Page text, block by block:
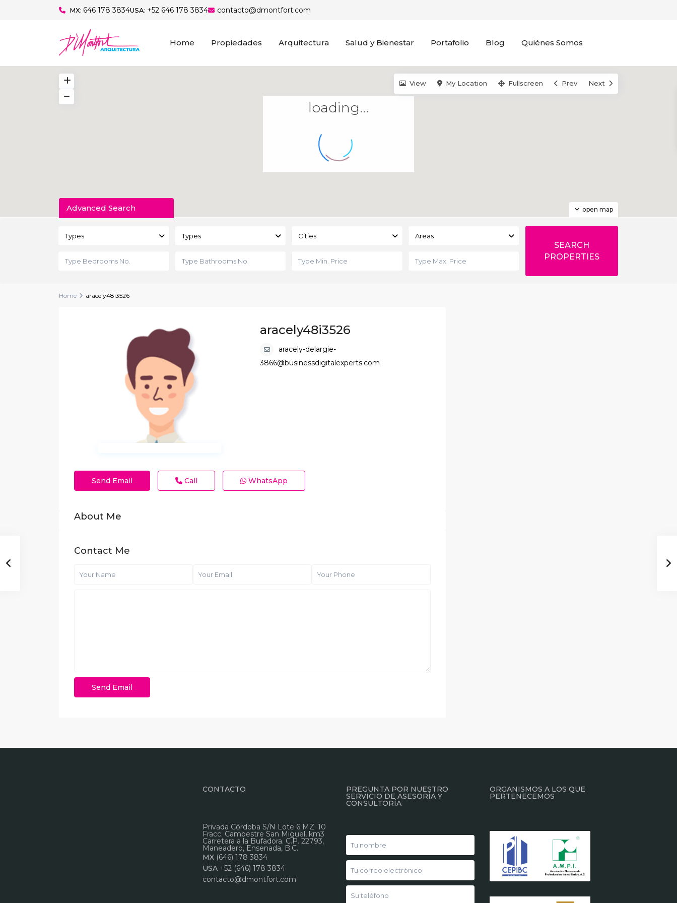
MX: 646 178 3834USA: +52 646 178 3834 contacto@dmontfort.com
Home Propiedades Arquitectura Salud y Bienestar Portafolio Blog Quiénes Somos
loading...
open map
View My Location Fullscreen Prev Next
Advanced Search
Types Types Cities Areas
Home aracely48i3526
aracely48i3526
aracely-delargie-
3866@businessdigitalexperts.com
Send Email Call WhatsApp
About Me
Contact Me
CONTACTO
Privada Córdoba S/N Lote 6 MZ. 10
Fracc. Campestre San Miguel, km3
Carretera a la Bufadora. C.P. 22793,
Maneadero, Ensenada, B.C.
MX (646) 178 3834
USA +52 (646) 178 3834
contacto@dmontfort.com
PREGUNTA POR NUESTRO
SERVICIO DE ASESORÍA Y
CONSULTORÍA
ORGANISMOS A LOS QUE
PERTENECEMOS